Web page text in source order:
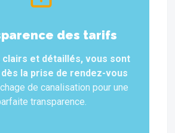
des tarifs
et détaillés, vous sont
la prise de rendez-vous
de canalisation pour une
transparence.